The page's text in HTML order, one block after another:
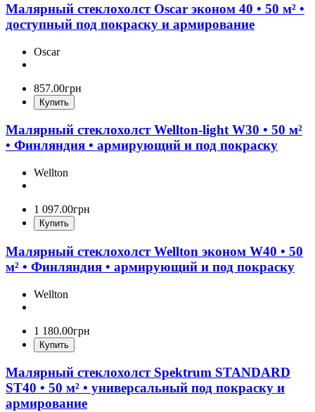
Малярный стеклохолст Oscar эконом 40 • 50 м² •
доступный под покраску и армирование
Oscar
857.00грн
Купить
Малярный стеклохолст Wellton-light W30 • 50 м²
• Финляндия • армирующий и под покраску
Wellton
1 097.00грн
Купить
Малярный стеклохолст Wellton эконом W40 • 50
м² • Финляндия • армирующий и под покраску
Wellton
1 180.00грн
Купить
Малярный стеклохолст Spektrum STANDARD
ST40 • 50 м² • универсальный под покраску и
армирование